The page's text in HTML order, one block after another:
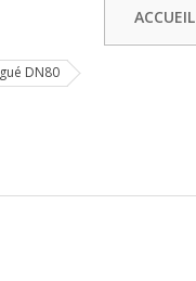
ACCUEIL
DN80